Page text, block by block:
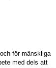
för mänskliga
med dels att